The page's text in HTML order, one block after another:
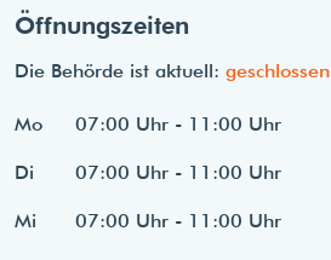
Öffnungszeiten
Die Behörde ist aktuell: geschlossen
Mo 07:00 Uhr - 11:00 Uhr
Di 07:00 Uhr - 11:00 Uhr
Mi 07:00 Uhr - 11:00 Uhr